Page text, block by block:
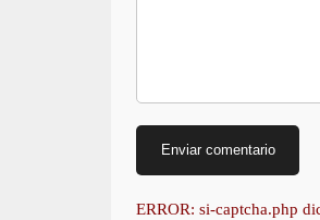
ERROR: si-captcha.php